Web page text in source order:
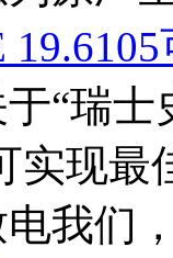
“瑞士
实现最
我们